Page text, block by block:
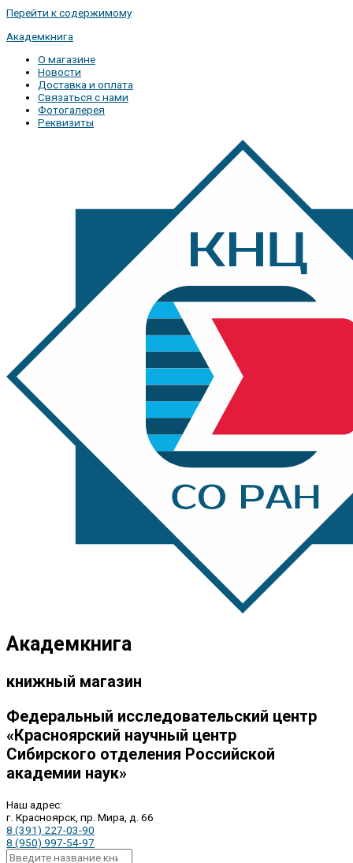
Перейти к содержимому
Академкнига
О магазине
Новости
Доставка и оплата
Связаться с нами
Фотогалерея
Реквизиты
Академкнига
книжный магазин
Федеральный исследовательский центр
«Красноярский научный центр
Сибирского отделения Российской
академии наук»
Наш адрес:
г. Красноярск, пр. Мира, д. 66
8 (391) 227-03-90
8 (950) 997-54-97